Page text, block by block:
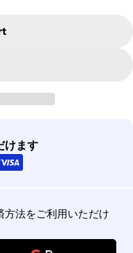
けます
方法をご利用いただけ